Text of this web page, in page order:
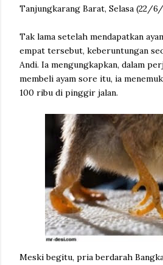
Tanjungkarang Barat, Selasa (22/
Tak lama setelah mendapatkan
empat tersebut, keberuntungan
Andi. Ia mengungkapkan, dalam
membeli ayam sore itu, ia
100 ribu di pinggir jalan.
Meski begitu, pria berdarah